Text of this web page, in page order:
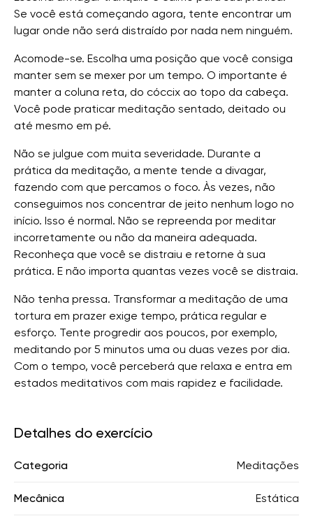
Se você está começando agora, tente encontrar um
lugar onde não será distraído por nada nem ninguém.
Acomode-se. Escolha uma posição que você consiga
manter sem se mexer por um tempo. O importante é
manter a coluna reta, do cóccix ao topo da cabeça.
Você pode praticar meditação sentado, deitado ou
até mesmo em pé.
Não se julgue com muita severidade. Durante a
prática da meditação, a mente tende a divagar,
fazendo com que percamos o foco. Às vezes, não
conseguimos nos concentrar de jeito nenhum logo no
início. Isso é normal. Não se repreenda por meditar
incorretamente ou não da maneira adequada.
Reconheça que você se distraiu e retorne à sua
prática. E não importa quantas vezes você se distraia.
Não tenha pressa. Transformar a meditação de uma
tortura em prazer exige tempo, prática regular e
esforço. Tente progredir aos poucos, por exemplo,
meditando por 5 minutos uma ou duas vezes por dia.
Com o tempo, você perceberá que relaxa e entra em
estados meditativos com mais rapidez e facilidade.
Detalhes do exercício
Categoria Meditações
Mecânica Estática